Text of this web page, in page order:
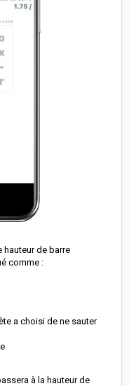
hauteur de barre
comme :
a choisi de ne sauter
à la hauteur de